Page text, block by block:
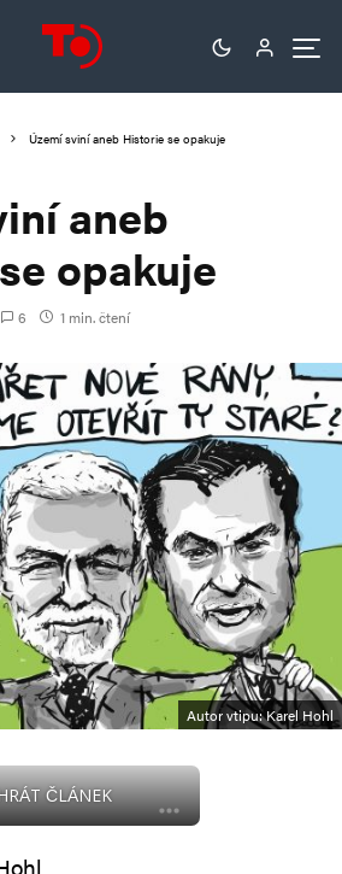
Území sviní aneb Historie se opakuje
aneb
opakuje
6 1 min. čtení
Autor vtipu: Karel Hohl
ČLÁNEK